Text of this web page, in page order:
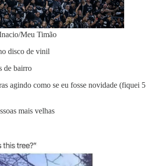
Meu Timão
disco de vinil
de bairro
agindo como se eu fosse novidade (fiquei 5
mais velhas